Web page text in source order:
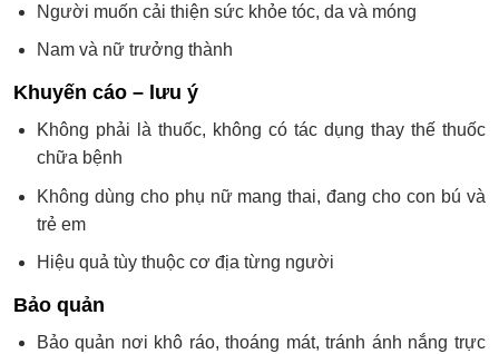
Người muốn cải thiện sức khỏe tóc, da và móng
Nam và nữ trưởng thành
Khuyến cáo – lưu ý
Không phải là thuốc, không có tác dụng thay thế thuốc
chữa bệnh
Không dùng cho phụ nữ mang thai, đang cho con bú và
trẻ em
Hiệu quả tùy thuộc cơ địa từng người
Bảo quản
Bảo quản nơi khô ráo, thoáng mát, tránh ánh nắng trực